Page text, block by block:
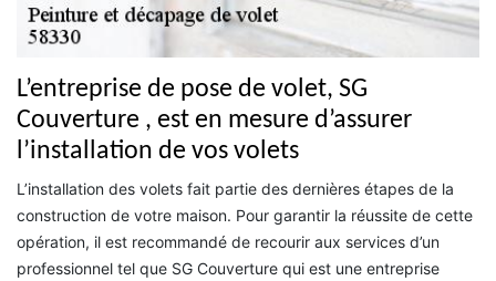
L’entreprise de pose de volet, SG
Couverture , est en mesure d’assurer
l’installation de vos volets
L’installation des volets fait partie des dernières étapes de la
construction de votre maison. Pour garantir la réussite de cette
opération, il est recommandé de recourir aux services d’un
professionnel tel que SG Couverture qui est une entreprise